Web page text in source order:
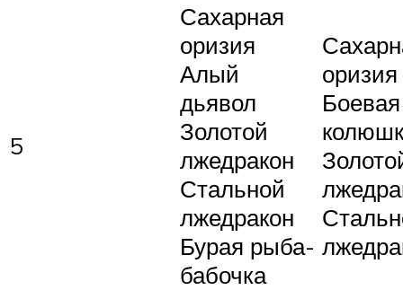
5
Сахарная
оризия
Алый
дьявол
Золотой
лжедракон
Стальной
лжедракон
Бурая рыба-
бабочка
оризия
Боевая